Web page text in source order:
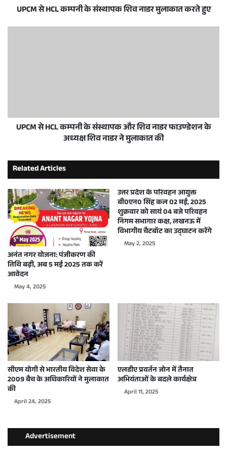
UPCM से HCL कम्पनी के संस्थापक शिव नाडर मुलाकात करते हुए
UPCM से HCL कम्पनी के संस्थापक और शिव नाडर फाउण्डेशन के
अध्यक्ष शिव नाडर ने मुलाकात की
Related Articles
अनंत नगर योजना: पंजीकरण की
तिथि बढ़ी, अब 5 मई 2025 तक करें
आवेदन
May 4, 2025
उत्तर प्रदेश के परिवहन आयुक्त
बी0एन0 सिंह कल 02 मई, 2025
शुक्रवार को सायं 04 बजे परिवहन
निगम सभागार कक्ष, लखनऊ में
विभागीय चैटबॉट का उद्घाटन करेंगे
May 2, 2025
सीएम योगी से भारतीय विदेश सेवा के
2009 बैच के अधिकारियों ने मुलाकात
की
April 24, 2025
एलडीए प्रवर्तन जोन में तैनात
अभियंताओं के बदले कार्यक्षेत्र
April 11, 2025
Advertisement